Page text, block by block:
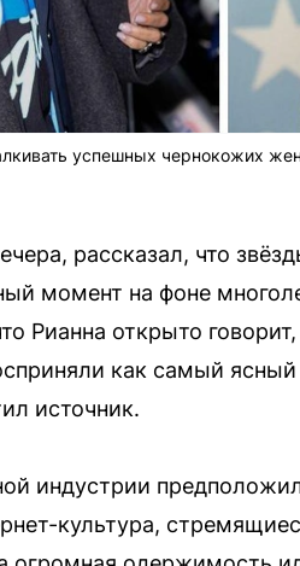
успешных чернокожих
рассказал, что
момент на фоне
Рианна открыто
как самый
источник.
индустрии
культура,